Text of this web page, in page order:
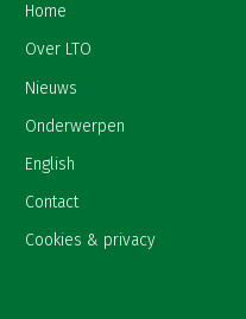
Home
Over LTO
Nieuws
Onderwerpen
English
Contact
Cookies & privacy